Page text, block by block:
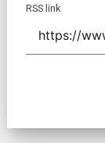
RSS link